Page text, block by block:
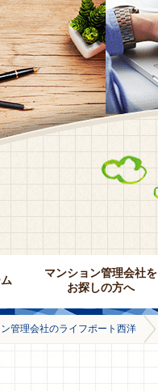
マンション管理会社を
お探しの方へ
管理会社のライフポート西洋